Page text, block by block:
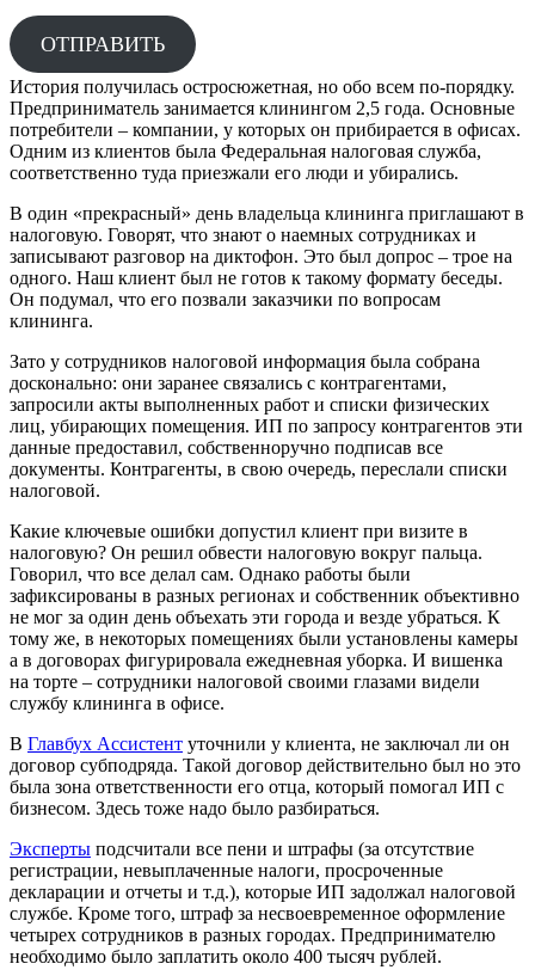
ОТПРАВИТЬ
История получилась остросюжетная, но обо всем по-порядку.
Предприниматель занимается клинингом 2,5 года. Основные
потребители – компании, у которых он прибирается в офисах.
Одним из клиентов была Федеральная налоговая служба,
соответственно туда приезжали его люди и убирались.
В один «прекрасный» день владельца клининга приглашают в
налоговую. Говорят, что знают о наемных сотрудниках и
записывают разговор на диктофон. Это был допрос – трое на
одного. Наш клиент был не готов к такому формату беседы.
Он подумал, что его позвали заказчики по вопросам
клининга.
Зато у сотрудников налоговой информация была собрана
досконально: они заранее связались с контрагентами,
запросили акты выполненных работ и списки физических
лиц, убирающих помещения. ИП по запросу контрагентов эти
данные предоставил, собственноручно подписав все
документы. Контрагенты, в свою очередь, переслали списки
налоговой.
Какие ключевые ошибки допустил клиент при визите в
налоговую? Он решил обвести налоговую вокруг пальца.
Говорил, что все делал сам. Однако работы были
зафиксированы в разных регионах и собственник объективно
не мог за один день объехать эти города и везде убраться. К
тому же, в некоторых помещениях были установлены камеры
а в договорах фигурировала ежедневная уборка. И вишенка
на торте – сотрудники налоговой своими глазами видели
службу клининга в офисе.
В Главбух Ассистент уточнили у клиента, не заключал ли он
договор субподряда. Такой договор действительно был но это
была зона ответственности его отца, который помогал ИП с
бизнесом. Здесь тоже надо было разбираться.
Эксперты подсчитали все пени и штрафы (за отсутствие
регистрации, невыплаченные налоги, просроченные
декларации и отчеты и т.д.), которые ИП задолжал налоговой
службе. Кроме того, штраф за несвоевременное оформление
четырех сотрудников в разных городах. Предпринимателю
необходимо было заплатить около 400 тысяч рублей.